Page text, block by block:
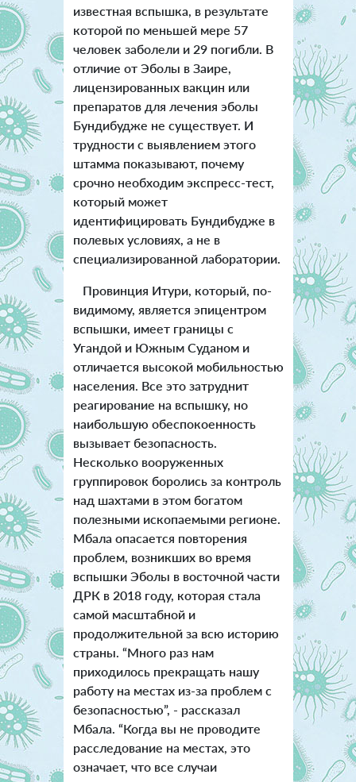
известная вспышка, в результате
которой по меньшей мере 57
человек заболели и 29 погибли. В
отличие от Эболы в Заире,
лицензированных вакцин или
препаратов для лечения эболы
Бундибудже не существует. И
трудности с выявлением этого
штамма показывают, почему
срочно необходим экспресс-тест,
который может
идентифицировать Бундибудже в
полевых условиях, а не в
специализированной лаборатории.
Провинция Итури, который, по-
видимому, является эпицентром
вспышки, имеет границы с
Угандой и Южным Суданом и
отличается высокой мобильностью
населения. Все это затруднит
реагирование на вспышку, но
наибольшую обеспокоенность
вызывает безопасность.
Несколько вооруженных
группировок боролись за контроль
над шахтами в этом богатом
полезными ископаемыми регионе.
Мбала опасается повторения
проблем, возникших во время
вспышки Эболы в восточной части
ДРК в 2018 году, которая стала
самой масштабной и
продолжительной за всю историю
страны. “Много раз нам
приходилось прекращать нашу
работу на местах из-за проблем с
безопасностью”, - рассказал
Мбала. “Когда вы не проводите
расследование на местах, это
означает, что все случаи